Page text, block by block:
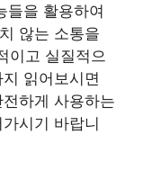
들을 활용하여
않는 소통을
이고 실질적으
읽어보시면
하게 사용하는
시기 바랍니